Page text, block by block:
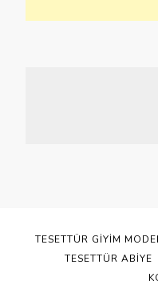
TESETTÜR GIYIM
TESETTÜR ABIYE